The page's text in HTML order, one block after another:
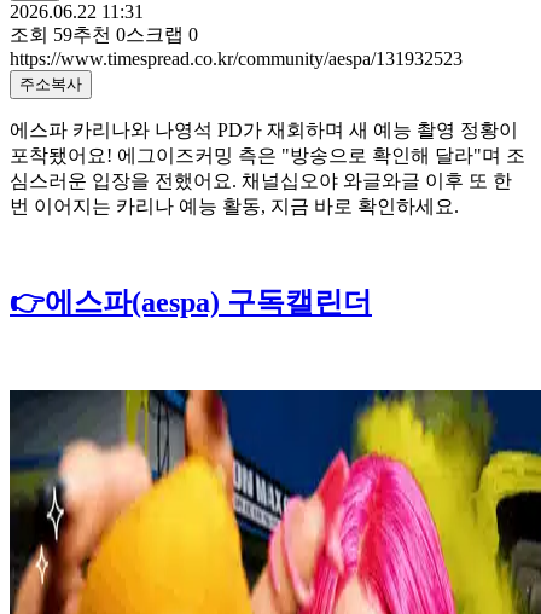
2026.06.22 11:31
조회 59추천 0스크랩 0
https://www.timespread.co.kr/community/aespa/131932523
주소복사
에스파 카리나와 나영석 PD가 재회하며 새 예능 촬영 정황이
포착됐어요! 에그이즈커밍 측은 "방송으로 확인해 달라"며 조
심스러운 입장을 전했어요. 채널십오야 와글와글 이후 또 한
번 이어지는 카리나 예능 활동, 지금 바로 확인하세요.
👉에스파(aespa) 구독캘린더